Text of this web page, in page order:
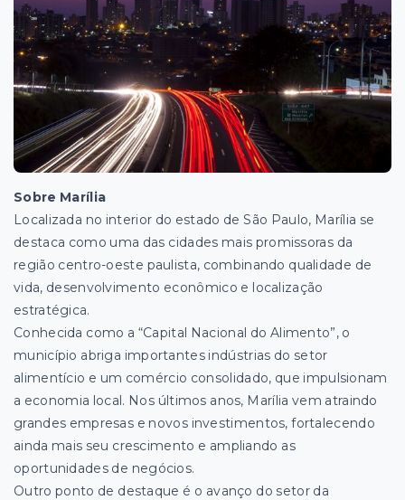
Sobre Marília
Localizada no interior do estado de São Paulo, Marília se
destaca como uma das cidades mais promissoras da
região centro-oeste paulista, combinando qualidade de
vida, desenvolvimento econômico e localização
estratégica.
Conhecida como a “Capital Nacional do Alimento”, o
município abriga importantes indústrias do setor
alimentício e um comércio consolidado, que impulsionam
a economia local. Nos últimos anos, Marília vem atraindo
grandes empresas e novos investimentos, fortalecendo
ainda mais seu crescimento e ampliando as
oportunidades de negócios.
Outro ponto de destaque é o avanço do setor da